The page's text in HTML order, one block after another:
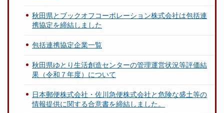
秋田県とブックオフコーポレーション株式会社は包括連
携協定を締結しました
包括連携協定企業一覧
秋田県ゆとり生活創造センターの管理運営状況等評価結
果（令和７年度）について
日本郵便株式会社・佐川急便株式会社と危険な盛土等の
情報提供に関する合意書を締結しました。